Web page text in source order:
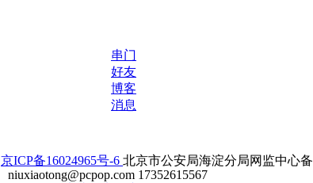
串门
好友
博客
消息
京ICP备16024965号-6 北京市公安局海淀分局网监中心备
niuxiaotong@pcpop.com 17352615567